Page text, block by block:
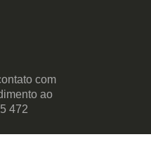
com
ao
472